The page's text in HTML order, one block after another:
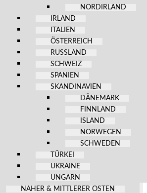
NORDIRLAND
IRLAND
ITALIEN
ÖSTERREICH
RUSSLAND
SCHWEIZ
SPANIEN
SKANDINAVIEN
DÄNEMARK
FINNLAND
ISLAND
NORWEGEN
SCHWEDEN
TÜRKEI
UKRAINE
UNGARN
NAHER & MITTLERER OSTEN